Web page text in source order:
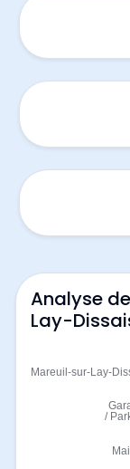
Analyse
Lay-